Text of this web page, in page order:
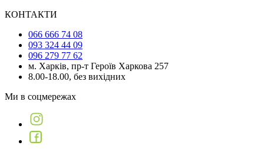
КОНТАКТИ
066 666 74 08
093 324 44 09
096 279 77 62
м. Харків, пр-т Героїв Харкова 257
8.00-18.00, без вихідних
Ми в соцмережах